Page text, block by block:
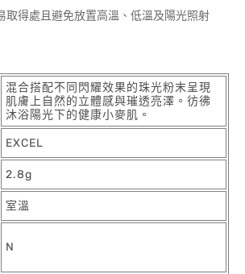
取得處且避免放置高溫、低溫及陽光照射
混合搭配不同閃耀效果的珠光粉末呈現
肌膚上自然的立體感與璀透亮澤。彷彿
沐浴陽光下的健康小麥肌。
EXCEL
2.8g
室溫
N